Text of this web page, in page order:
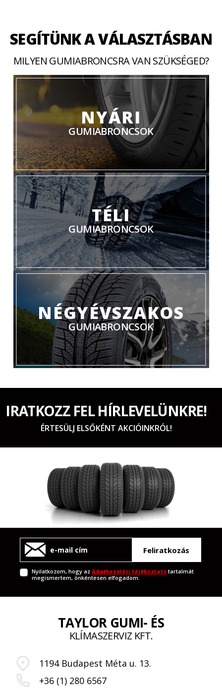
SEGÍTÜNK A VÁLASZTÁSBAN
MILYEN GUMIABRONCSRA VAN SZÜKSÉGED?
NYÁRI
GUMIABRONCSOK
TÉLI
GUMIABRONCSOK
NÉGYÉVSZAKOS
GUMIABRONCSOK
IRATKOZZ FEL HÍRLEVELÜNKRE!
ÉRTESÜLJ ELSŐKÉNT AKCIÓINKRÓL!
Feliratkozás
Nyilatkozom, hogy azAdatkezelési tájékoztató tartalmát
megismertem, önkéntesen elfogadom.
TAYLOR GUMI- ÉS
KLÍMASZERVIZ KFT.
1194 Budapest Méta u. 13.
+36 (1) 280 6567